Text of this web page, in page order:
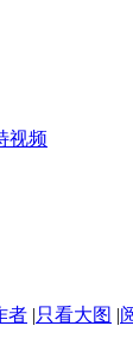
视频
者 |只看大图 |